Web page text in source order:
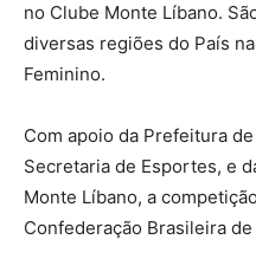
no Clube Monte Líbano.
diversas regiões do País
Feminino.
Com apoio da Prefeitura
Secretaria de Esportes, e
Monte Líbano, a
Confederação Brasileira